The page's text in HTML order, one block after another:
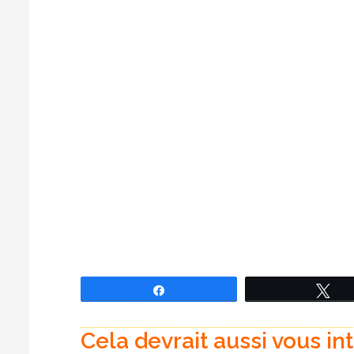
Cela devrait aussi vous